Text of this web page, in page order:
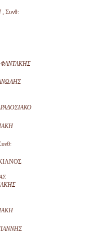
, Συνθ:
ΦΑΝΤΑΚΗΣ